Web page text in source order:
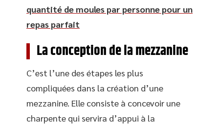
quantité de moules par personne pour un
repas parfait
La conception de la mezzanine
C’est l’une des étapes les plus
compliquées dans la création d’une
mezzanine. Elle consiste à concevoir une
charpente qui servira d’appui à la